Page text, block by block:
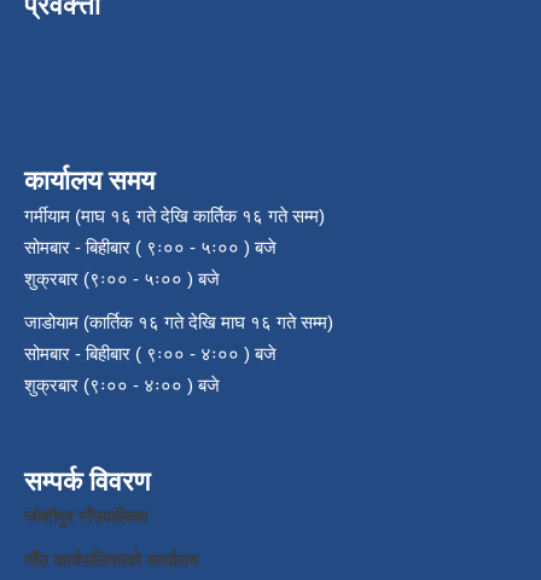
कार्यालय समय
गर्मीयाम (माघ १६ गते देखि कार्तिक १६ गते सम्म)
सोमबार - बिहीबार ( ९ः०० - ५ः०० ) बजे
शुक्रबार (९ः०० - ५ः०० ) बजे
जाडोयाम (कार्तिक १६ गते देखि माघ १६ गते सम्म)
सोमबार - बिहीबार ( ९ः०० - ४ः०० ) बजे
शुक्रबार (९ः०० - ४ः०० ) बजे
सम्पर्क विवरण
जाेशीपुर गाँउपालिका
गाँउ कार्यपालिकाकाे कार्यालय